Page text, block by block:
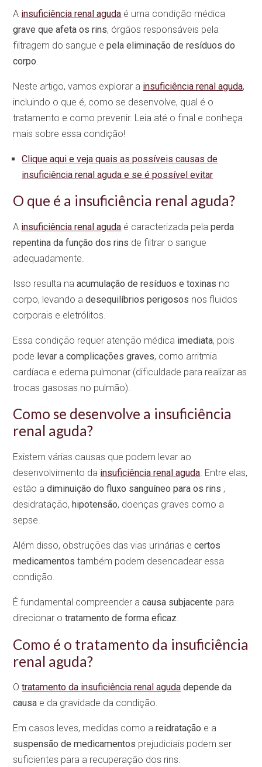
A insuficiência renal aguda é uma condição médica
grave que afeta os rins, órgãos responsáveis pela
filtragem do sangue epela eliminação de resíduos do
corpo
Neste artigo, vamos explorar a insuficiência renal aguda,
incluindo o que é, como se desenvolve, qual é o
tratamento e como prevenir. Leia até o final e conheça
mais sobre essa condição!
Clique aqui e veja quais as possíveis causas de
insuficiência renal aguda e se é possível evitar
O que é a insuficiência renal aguda?
A insuficiência renal aguda é caracterizada pelaperda
repentina da função dos rins de filtrar o sangue
adequadamente.
Isso resulta naacumulação de resíduos e toxinas no
corpo, levando adesequilíbrios perigosos nos fluidos
corporais e eletrólitos.
Essa condição requer atenção médica imediata, pois
pode levar a complicações graves, como arritmia
cardíaca e edema pulmonar (dificuldade para realizar as
trocas gasosas no pulmão).
Como se desenvolve a insuficiência
renal aguda?
Existem várias causas que podem levar ao
desenvolvimento da insuficiência renal aguda . Entre elas,
estão adiminuição do fluxo sanguíneo para os rins ,
desidratação,hipotensão, doenças graves como a
sepse.
Além disso, obstruções das vias urinárias ecertos
medicamentos também podem desencadear essa
condição.
É fundamental compreender acausa subjacente para
direcionar otratamento de forma eficaz.
Como é o tratamento da insuficiência
renal aguda?
Otratamento da insuficiência renal aguda depende da
causa e da gravidade da condição.
Em casos leves, medidas como areidratação e a
suspensão de medicamentos prejudiciais podem ser
suficientes para a recuperação dos rins.